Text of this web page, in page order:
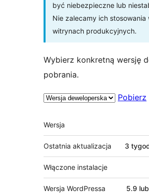
być niebezpieczne lub
Nie zalecamy ich stosowania
witrynach produkcyjnych.
Wybierz konkretną wersję
pobrania.
Pobierz
Meta
Wersja
Ostatnia aktualizacja 3
Włączone instalacje
Wersja WordPressa 5.9